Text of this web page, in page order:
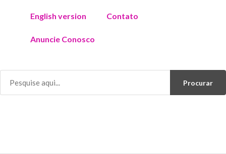
English version Contato
Anuncie Conosco
Procurar